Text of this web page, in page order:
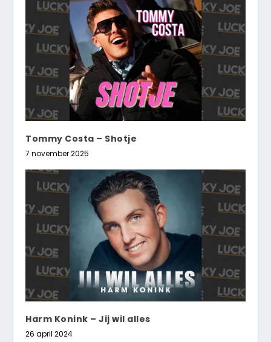
Tommy Costa – Shotje
7 november 2025
Harm Konink – Jij wil alles
26 april 2024